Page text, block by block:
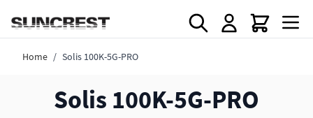
Home / Solis 100K-5G-PRO
Solis 100K-5G-PRO